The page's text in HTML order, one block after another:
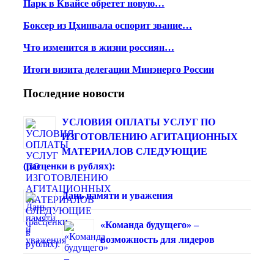
Парк в Квайсе обретет новую…
Боксер из Цхинвала оспорит звание…
Что изменится в жизни россиян…
Итоги визита делегации Минэнерго России
Последние новости
УСЛОВИЯ ОПЛАТЫ УСЛУГ ПО
ИЗГОТОВЛЕНИЮ АГИТАЦИОННЫХ
МАТЕРИАЛОВ СЛЕДУЮЩИЕ
(расценки в рублях):
Дань памяти и уважения
«Команда будущего» –
возможность для лидеров